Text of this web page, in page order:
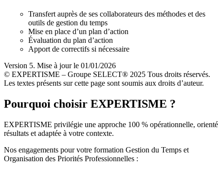
Transfert auprès de ses collaborateurs des méthodes et des
outils de gestion du temps
Mise en place d’un plan d’action
Évaluation du plan d’action
Apport de correctifs si nécessaire
Version 5. Mise à jour le 01/01/2026
© EXPERTISME – Groupe SELECT® 2025 Tous droits réservés.
Les textes présents sur cette page sont soumis aux droits d’auteur.
Pourquoi choisir EXPERTISME ?
EXPERTISME privilégie une approche 100 % opérationnelle,
résultats et adaptée à votre contexte.
Nos engagements pour votre formation Gestion du Temps et
Organisation des Priorités Professionnelles :